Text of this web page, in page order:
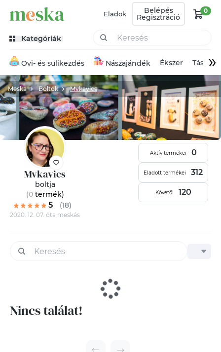
Eladok Belépés
Regisztráció
0
Kategóriák
Ovi- és sulikezdés Nászajándék Ékszer Táska»
Meska Boltok Mvkavics
Mvkavics
boltja
(0termék)
5 (18)
2020. 12. 07. óta meskás
Aktív termékei 0
Eladott termékei 312
Követői 120
Nincs találat!